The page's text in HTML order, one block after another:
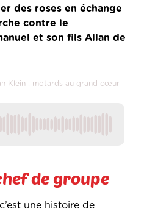
des roses en échange
contre le
et son fils Allan de
Klein : motards au grand cœur
de groupe
une histoire de